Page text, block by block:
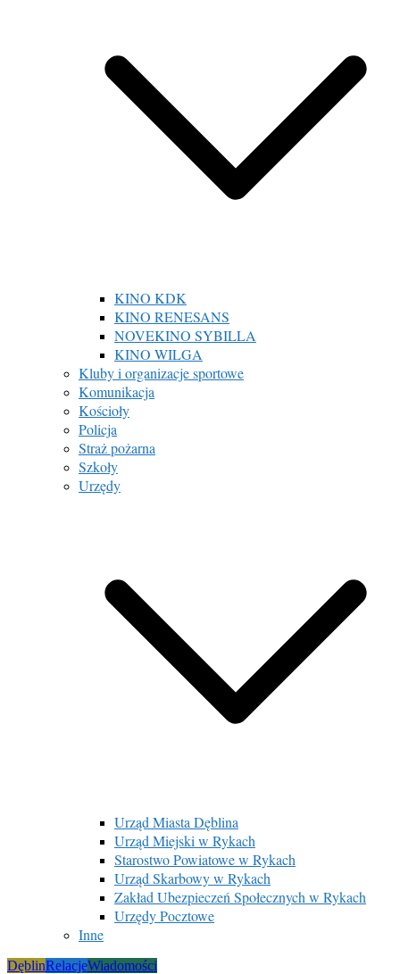
KINO KDK
KINO RENESANS
NOVEKINO SYBILLA
KINO WILGA
Kluby i organizacje sportowe
Komunikacja
Kościoły
Policja
Straż pożarna
Szkoły
Urzędy
Urząd Miasta Dęblina
Urząd Miejski w Rykach
Starostwo Powiatowe w Rykach
Urząd Skarbowy w Rykach
Zakład Ubezpieczeń Społecznych w Rykach
Urzędy Pocztowe
Inne
DęblinRelacjeWiadomości